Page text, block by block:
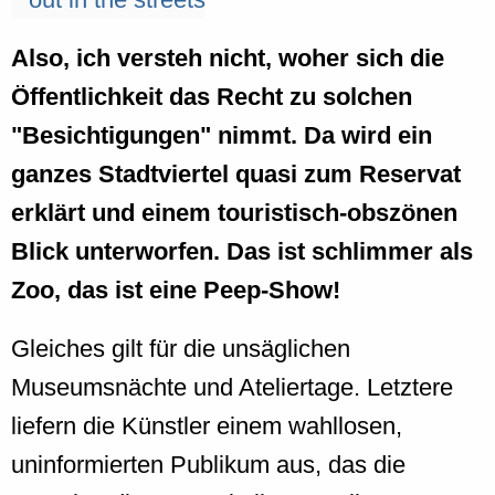
Also, ich versteh nicht, woher sich die
Öffentlichkeit das Recht zu solchen
"Besichtigungen" nimmt. Da wird ein
ganzes Stadtviertel quasi zum Reservat
erklärt und einem touristisch-obszönen
Blick unterworfen. Das ist schlimmer als
Zoo, das ist eine Peep-Show!
Gleiches gilt für die unsäglichen
Museumsnächte und Ateliertage. Letztere
liefern die Künstler einem wahllosen,
uninformierten Publikum aus, das die